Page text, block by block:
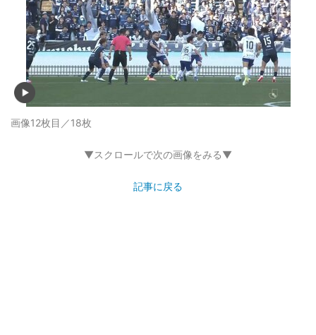
画像12枚目／18枚
▼スクロールで次の画像をみる▼
記事に戻る